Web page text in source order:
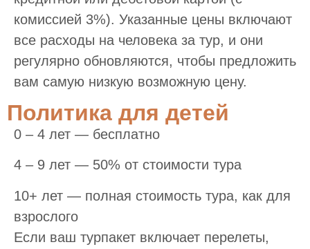
комиссией 3%). Указанные цены включают
все расходы на человека за тур, и они
регулярно обновляются, чтобы предложить
вам самую низкую возможную цену.
Политика для детей
0 – 4 лет — бесплатно
4 – 9 лет — 50% от стоимости тура
10+ лет — полная стоимость тура, как для
взрослого
Если ваш турпакет включает перелеты,